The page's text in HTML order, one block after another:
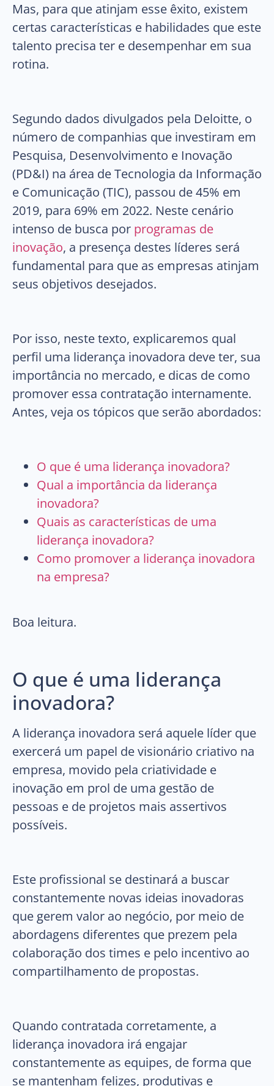
Mas, para que atinjam esse êxito, existem
certas características e habilidades que este
talento precisa ter e desempenhar em sua
rotina.
Segundo dados divulgados pela Deloitte, o
número de companhias que investiram em
Pesquisa, Desenvolvimento e Inovação
(PD&I) na área de Tecnologia da Informação
e Comunicação (TIC), passou de 45% em
2019, para 69% em 2022. Neste cenário
intenso de busca por programas de
inovação, a presença destes líderes será
fundamental para que as empresas atinjam
seus objetivos desejados.
Por isso, neste texto, explicaremos qual
perfil uma liderança inovadora deve ter, sua
importância no mercado, e dicas de como
promover essa contratação internamente.
Antes, veja os tópicos que serão abordados:
O que é uma liderança inovadora?
Qual a importância da liderança
inovadora?
Quais as características de uma
liderança inovadora?
Como promover a liderança inovadora
na empresa?
Boa leitura.
O que é uma liderança
inovadora?
A liderança inovadora será aquele líder que
exercerá um papel de visionário criativo na
empresa, movido pela criatividade e
inovação em prol de uma gestão de
pessoas e de projetos mais assertivos
possíveis.
Este profissional se destinará a buscar
constantemente novas ideias inovadoras
que gerem valor ao negócio, por meio de
abordagens diferentes que prezem pela
colaboração dos times e pelo incentivo ao
compartilhamento de propostas.
Quando contratada corretamente, a
liderança inovadora irá engajar
constantemente as equipes, de forma que
se mantenham felizes, produtivas e